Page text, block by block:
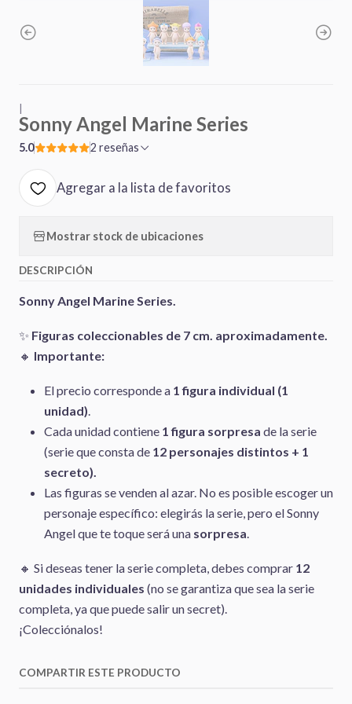
Sonny Angel Marine Series
5.0 2 reseñas
Agregar a la lista de favoritos
Mostrar stock de ubicaciones
DESCRIPCIÓN
Sonny Angel Marine Series.
✨ Figuras coleccionables de 7 cm. aproximadamente.
🔸 Importante:
El precio corresponde a 1 figura individual (1
unidad).
Cada unidad contiene 1 figura sorpresa de la serie
(serie que consta de 12 personajes distintos + 1
secreto).
Las figuras se venden al azar. No es posible escoger un
personaje específico: elegirás la serie, pero el Sonny
Angel que te toque será una sorpresa.
🔸 Si deseas tener la serie completa, debes comprar 12
unidades individuales (no se garantiza que sea la serie
completa, ya que puede salir un secret).
¡Colecciónalos!
COMPARTIR ESTE PRODUCTO